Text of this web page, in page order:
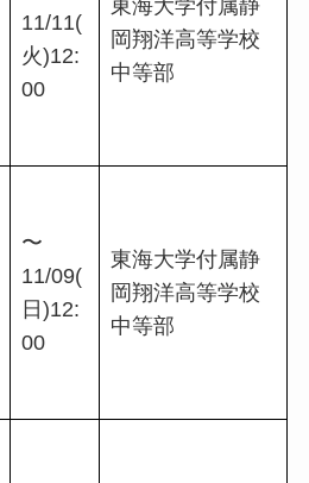
11/11(
火)12:
00
東海大学付属静
岡翔洋高等学校
中等部
〜
11/09(
日)12:
00
東海大学付属静
岡翔洋高等学校
中等部